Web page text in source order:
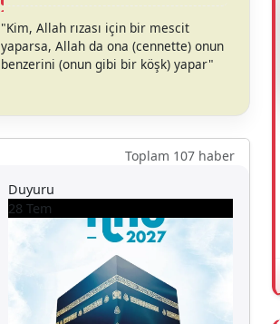
M... B... – bağışınızı Allah kabul etsin.
"Kim, Allah rızası için bir mescit
yaparsa, Allah da ona (cennette) onun
benzerini (onun gibi bir köşk) yapar"
Toplam 107 haber
Duyuru
28 Tem